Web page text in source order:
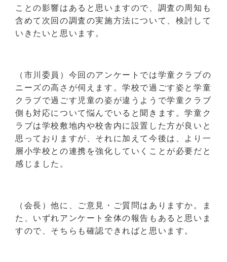
ことの影響はあると思いますので、調査の周知も
含めて次回の調査の実施方法について、検討して
いきたいと思います。
（市川委員）今回のアンケートでは学童クラブの
ニーズの高さが伺えます。学校で過ごす姿と学童
クラブで過ごす児童の姿が違うようで学童クラブ
側も対応について悩んでいると聞きます。学童ク
ラブは学校敷地内や校舎内に設置した方が良いと
思っておりますが、それに加えて今後は、より一
層小学校との連携を強化していくことが必要だと
感じました。
（会長）他に、ご意見・ご質問はありますか。ま
た、いずれアンケート全体の報告もあると思いま
すので、そちらも確認できればと思います。